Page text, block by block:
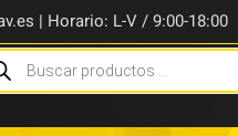
| Horario: L-V / 9:00-18:00